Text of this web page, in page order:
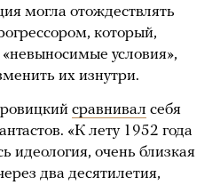
могла отождествлять
который,
условия»,
их изнутри.
сравнивал себя
«К лету 1952 года
идеология, очень близкая
два десятилетия,